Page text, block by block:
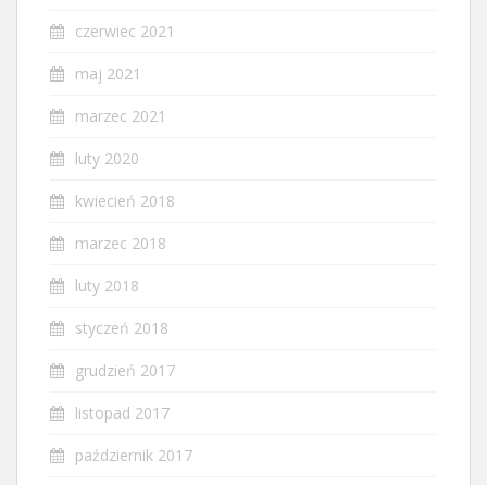
czerwiec 2021
maj 2021
marzec 2021
luty 2020
kwiecień 2018
marzec 2018
luty 2018
styczeń 2018
grudzień 2017
listopad 2017
październik 2017